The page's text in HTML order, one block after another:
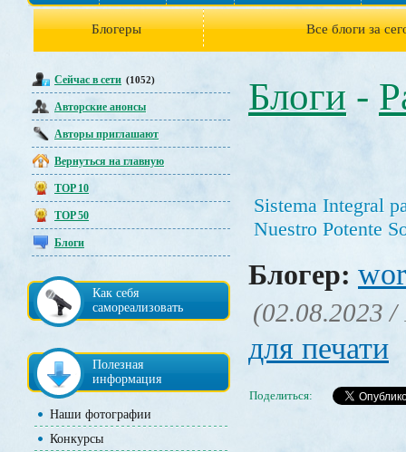
Блогеры Все блоги за
Сейчас в сети (1052)
Авторские анонсы
Авторы приглашают
Вернуться на главную
TOP 10
TOP 50
Блоги
Как себя
самореализовать
Полезная
информация
Наши фотографии
Конкурсы
Блоги -
Sistema Integral
Nuestro Potente
Блогер:
(02.08.2023 /
для печати
Поделиться: